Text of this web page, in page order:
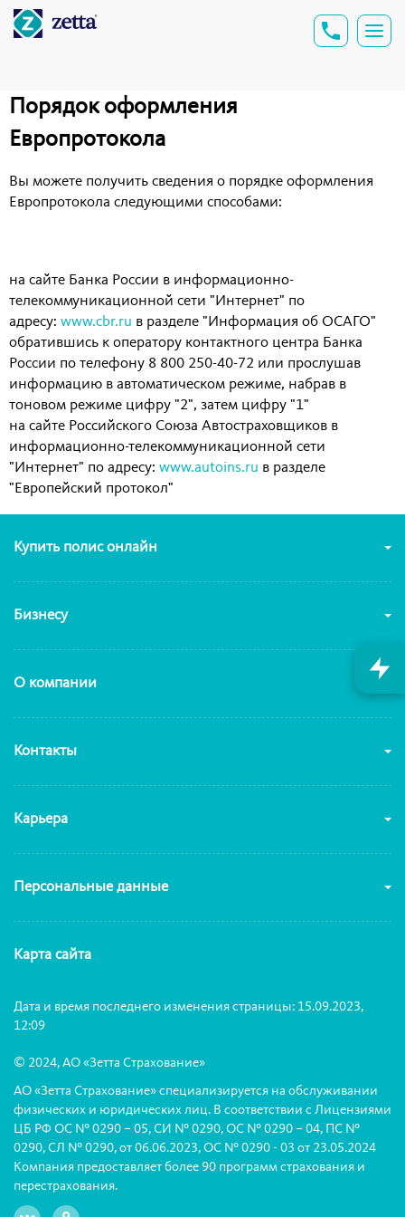
Порядок оформления
Европротокола
Вы можете получить сведения о порядке оформления
Европротокола следующими способами:
на сайте Банка России в информационно-
телекоммуникационной сети "Интернет" по
адресу: www.cbr.ru в разделе "Информация об ОСАГО"
обратившись к оператору контактного центра Банка
России по телефону 8 800 250-40-72 или прослушав
информацию в автоматическом режиме, набрав в
тоновом режиме цифру "2", затем цифру "1"
на сайте Российского Союза Автостраховщиков в
информационно-телекоммуникационной сети
"Интернет" по адресу: www.autoins.ru в разделе
"Европейский протокол"
Купить полис онлайн
Бизнесу
О компании
Контакты
Карьера
Персональные данные
Карта сайта
Дата и время последнего изменения страницы: 15.09.2023,
12:09
© 2024, АО «Зетта Страхование»
АО «Зетта Страхование» специализируется на обслуживании
физических и юридических лиц. В соответствии с Лицензиями
ЦБ РФ ОС № 0290 – 05, СИ № 0290, ОС № 0290 – 04, ПС №
0290, СЛ № 0290, от 06.06.2023, ОС № 0290 - 03 от 23.05.2024
Компания предоставляет более 90 программ страхования и
перестрахования.